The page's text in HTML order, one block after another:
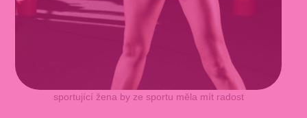
sportující žena by ze sportu měla mít radost